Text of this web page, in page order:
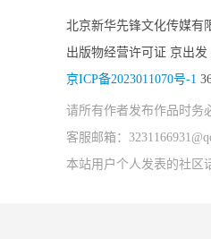
北京新华先锋文化传媒有
出版物经营许可证 京出发
京ICP备2023011070号-1
请所有作者发布作品时务
客服邮箱：
本站用户个人发表的社区